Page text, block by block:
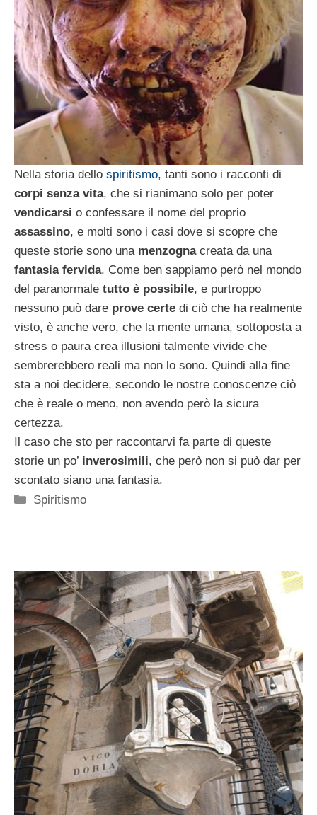
Nella storia dello spiritismo, tanti sono i racconti di
corpi senza vita, che si rianimano solo per poter
vendicarsi o confessare il nome del proprio
assassino, e molti sono i casi dove si scopre che
queste storie sono una menzogna creata da una
fantasia fervida. Come ben sappiamo però nel mondo
del paranormale tutto è possibile, e purtroppo
nessuno può dare prove certe di ciò che ha realmente
visto, è anche vero, che la mente umana, sottoposta a
stress o paura crea illusioni talmente vivide che
sembrerebbero reali ma non lo sono. Quindi alla fine
sta a noi decidere, secondo le nostre conoscenze ciò
che è reale o meno, non avendo però la sicura
certezza.
Il caso che sto per raccontarvi fa parte di queste
storie un po’ inverosimili, che però non si può dar per
scontato siano una fantasia.
Categorie
Spiritismo